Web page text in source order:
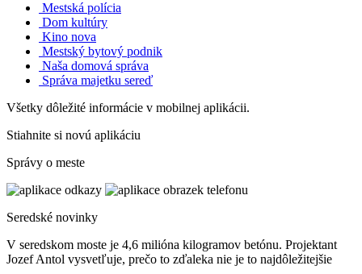
Mestská polícia
Dom kultúry
Kino nova
Mestský bytový podnik
Naša domová správa
Správa majetku sereď
Všetky dôležité informácie v mobilnej aplikácii.
Stiahnite si novú aplikáciu
Správy o meste
Seredské novinky
V seredskom moste je 4,6 milióna kilogramov betónu. Projektant
Jozef Antol vysvetľuje, prečo to zďaleka nie je to najdôležitejšie